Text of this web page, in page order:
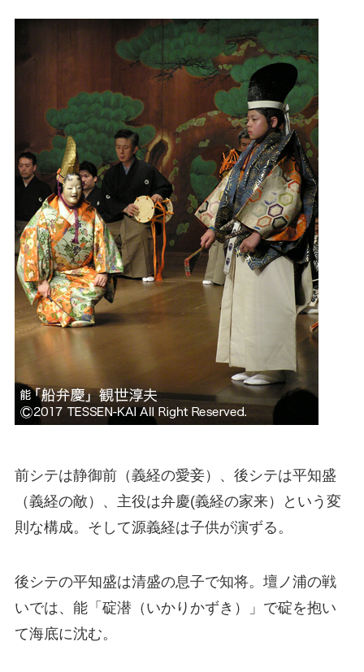
前シテは静御前（義経の愛妾）、後シテは平知盛
（義経の敵）、主役は弁慶(義経の家来）という変
則な構成。そして源義経は子供が演ずる。
後シテの平知盛は清盛の息子で知将。壇ノ浦の戦
いでは、能「碇潜（いかりかずき）」で碇を抱い
て海底に沈む。